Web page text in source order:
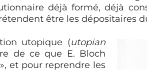
déjà formé, déjà
être les dépositaires
utopique (utopian
de ce que E. Bloch
et pour reprendre les